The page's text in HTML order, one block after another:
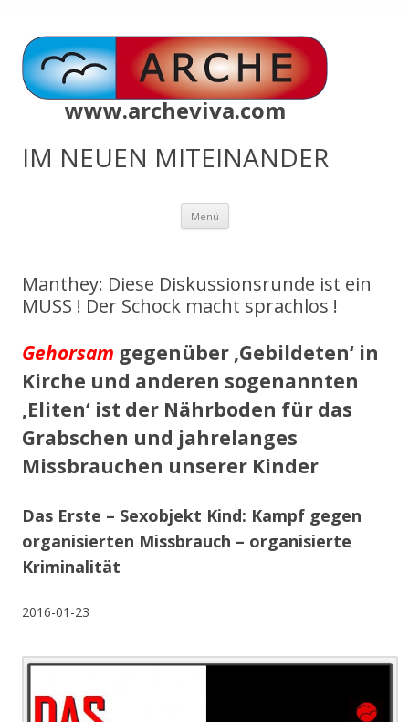
www.archeviva.com
IM NEUEN MITEINANDER
Menü Zum
springen
Manthey: Diese Diskussionsrunde ist ein
MUSS ! Der Schock macht sprachlos !
Gehorsam gegenüber ‚Gebildeten‘ in
Kirche und anderen sogenannten
‚Eliten‘ ist der Nährboden für das
Grabschen und jahrelanges
Missbrauchen unserer Kinder
Das Erste – Sexobjekt Kind: Kampf gegen
organisierten Missbrauch – organisierte
Kriminalität
2016-01-23